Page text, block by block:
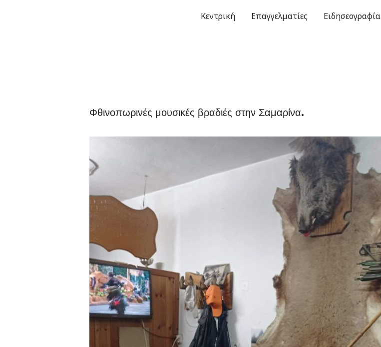
Κεντρική Επαγγελματίες Ειδησεογραφία
Φθινοπωρινές μουσικές βραδιές στην Σαμαρίνα.